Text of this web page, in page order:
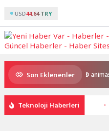
USD44.64 TRY
Son Eklenenler
Kral Türkiye’nin ilk IMAX®
Teknoloji Haberleri